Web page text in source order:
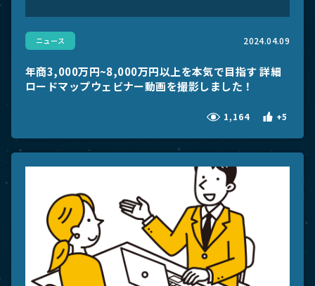
ニュース 2024.04.09
年商3,000万円~8,000万円以上を本気で目指す 詳細
ロードマップウェビナー動画を撮影しました！
1,164 +5